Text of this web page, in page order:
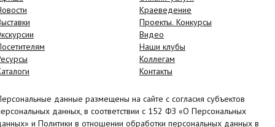
Краеведение
Проекты. Конкурсы
Видео
Наши клубы
Коллегам
Контакты
данные размещены на сайте с согласия субъектов
данных, в соответствии с 152 ФЗ «О Персональных
и Политики в отношении обработки персональных данных в